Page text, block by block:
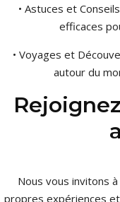
• Astuces et
efficaces
• Voyages et
autour du
Nous vous invitons
propres expériences